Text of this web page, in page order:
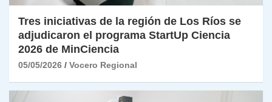
Tres iniciativas de la región de Los Ríos se
adjudicaron el programa StartUp Ciencia
2026 de MinCiencia
05/05/2026 Vocero Regional